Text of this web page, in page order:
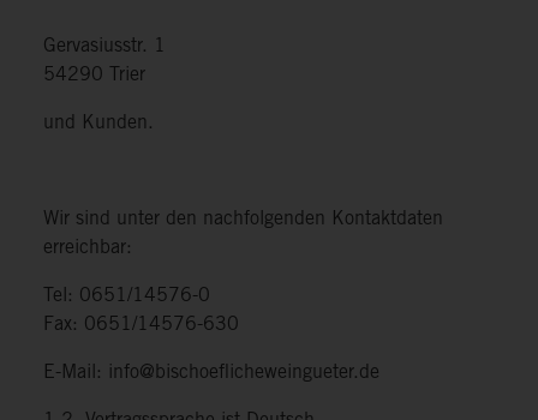
Gervasiusstr. 1
54290 Trier
und Kunden.
Wir sind unter den nachfolgenden Kontaktdaten
erreichbar:
Tel: 0651/14576-0
Fax: 0651/14576-630
E-Mail: info@bischoeflicheweingueter.de